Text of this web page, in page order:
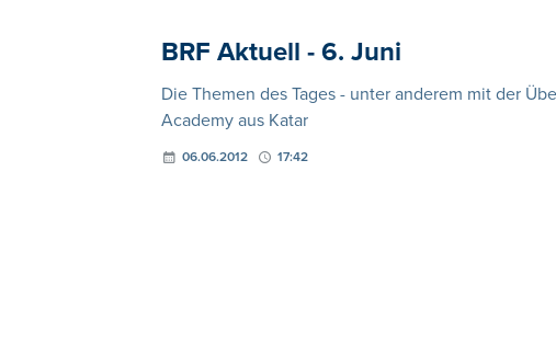
BRF Aktuell - 6. Juni
Die Themen des Tages - unter anderem mit der
Academy aus Katar
06.06.2012 17:42